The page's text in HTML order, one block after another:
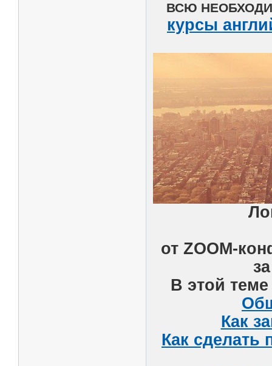
ВСЮ
курсы
от ZOOM-
В этой
Как
Как